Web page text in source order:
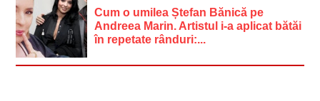
Cum o umilea Ștefan Bănică pe
Andreea Marin. Artistul i-a aplicat bătăi
în repetate rânduri:...